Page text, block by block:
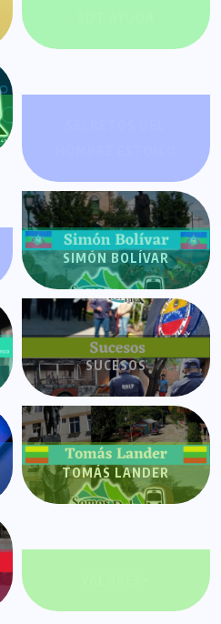
SIMÓN BOLÍVAR
SUCESOS
TOMÁS LANDER